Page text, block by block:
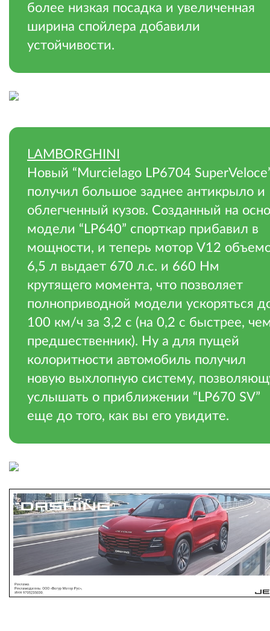
более низкая посадка и увеличенная
ширина спойлера добавили
устойчивости.
LAMBORGHINI
Новый “Murcielago LP6704
получил большое заднее антикрыло и
облегченный кузов. Созданный на
модели “LP640” спорткар прибавил в
мощности, и теперь мотор V12
6,5 л выдает 670 л.с. и 660 Нм
крутящего момента, что позволяет
полноприводной модели ускоряться
100 км/ч за 3,2 с (на 0,2 с быстрее,
предшественник). Ну а для пущей
колоритности автомобиль получил
новую выхлопную систему,
услышать о приближении “LP670 SV”
еще до того, как вы его увидите.